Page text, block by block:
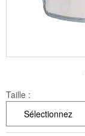
Taille :